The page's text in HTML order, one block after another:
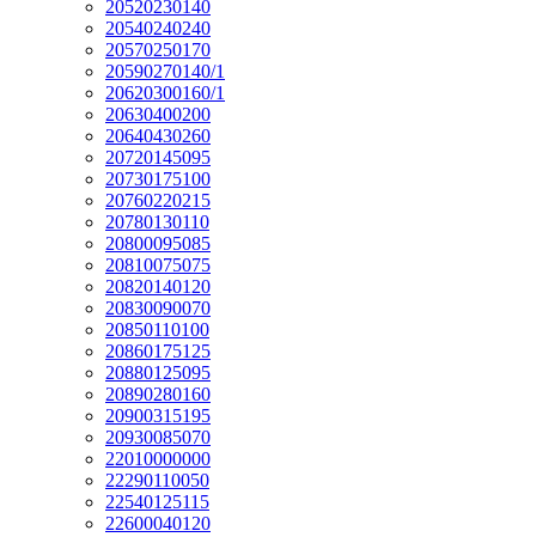
20520230140
20540240240
20570250170
20590270140/1
20620300160/1
20630400200
20640430260
20720145095
20730175100
20760220215
20780130110
20800095085
20810075075
20820140120
20830090070
20850110100
20860175125
20880125095
20890280160
20900315195
20930085070
22010000000
22290110050
22540125115
22600040120